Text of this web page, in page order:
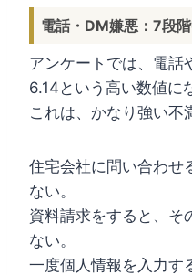
電話・DM嫌悪：7段
アンケートでは、電話
6.14という高い数値に
これは、かなり強い不
住宅会社に問い合わせ
ない。
資料請求をすると、そ
ない。
一度個人情報を入力す